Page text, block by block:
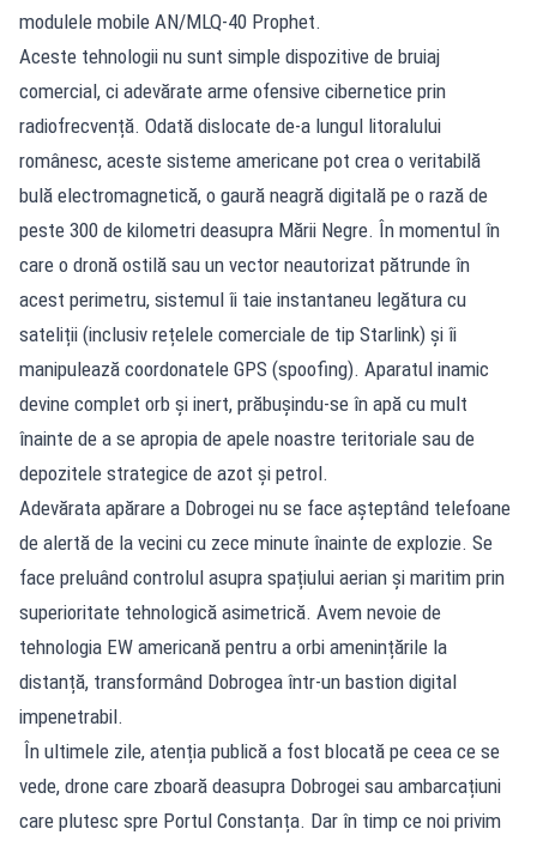
modulele mobile AN/MLQ-40 Prophet.
Aceste tehnologii nu sunt simple dispozitive de bruiaj
comercial, ci adevărate arme ofensive cibernetice prin
radiofrecvență. Odată dislocate de-a lungul litoralului
românesc, aceste sisteme americane pot crea o veritabilă
bulă electromagnetică, o gaură neagră digitală pe o rază de
peste 300 de kilometri deasupra Mării Negre. În momentul în
care o dronă ostilă sau un vector neautorizat pătrunde în
acest perimetru, sistemul îi taie instantaneu legătura cu
sateliții (inclusiv rețelele comerciale de tip Starlink) și îi
manipulează coordonatele GPS (spoofing). Aparatul inamic
devine complet orb și inert, prăbușindu-se în apă cu mult
înainte de a se apropia de apele noastre teritoriale sau de
depozitele strategice de azot și petrol.
Adevărata apărare a Dobrogei nu se face așteptând telefoane
de alertă de la vecini cu zece minute înainte de explozie. Se
face preluând controlul asupra spațiului aerian și maritim prin
superioritate tehnologică asimetrică. Avem nevoie de
tehnologia EW americană pentru a orbi amenințările la
distanță, transformând Dobrogea într-un bastion digital
impenetrabil.
În ultimele zile, atenția publică a fost blocată pe ceea ce se
vede, drone care zboară deasupra Dobrogei sau ambarcațiuni
care plutesc spre Portul Constanța. Dar în timp ce noi privim